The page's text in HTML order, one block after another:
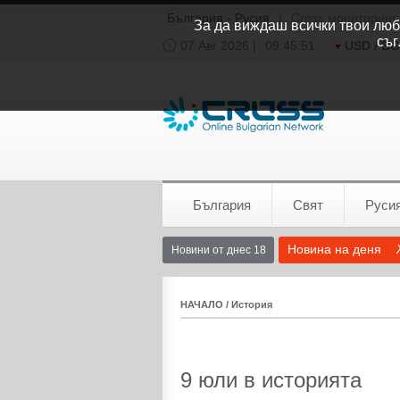
България - Русия Cross мониторинг
07 Авг 2026 |
09:45:51 USD /
България Свят
Новини от днес 18 Новина на деня
НАЧАЛО / История
9 юли в историята
За да виждаш всички твои